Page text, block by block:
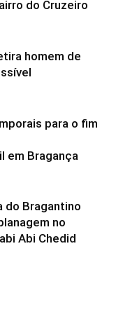
do Cruzeiro
homem de
para o fim
em Bragança
do Bragantino
no
Abi Chedid